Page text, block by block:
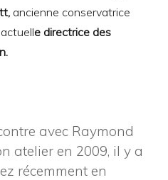
ancienne conservatrice
e directrice des
avec Raymond
atelier en 2009, il y a
récemment en